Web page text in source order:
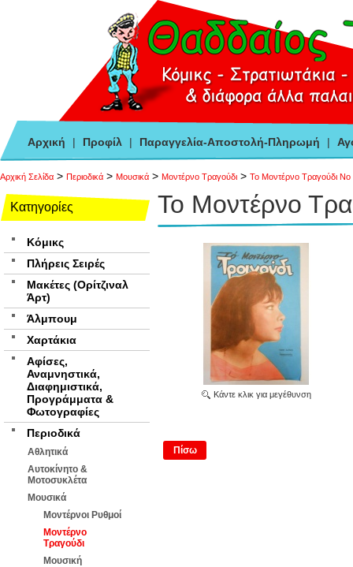
Αρχική | Προφίλ | Παραγγελία-Αποστολή-Πληρωμή |
Αρχική Σελίδα > Περιοδικά > Μουσικά > Μοντέρνο Τραγούδι > Το Μοντέρνο Τραγούδι Νο
Το Μοντέρνο
Κάντε κλικ για μεγέθυνση
Πίσω
Κατηγορίες
Κόμικς
Πλήρεις Σειρές
Μακέτες (Ορίτζιναλ
Άρτ)
Άλμπουμ
Χαρτάκια
Αφίσες,
Αναμνηστικά,
Διαφημιστικά,
Προγράμματα &
Φωτογραφίες
Περιοδικά
Αθλητικά
Αυτοκίνητο &
Μοτοσυκλέτα
Μουσικά
Μοντέρνοι Ρυθμοί
Μοντέρνο
Τραγούδι
Μουσική